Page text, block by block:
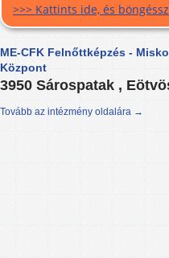
>>> Kattints ide, és
ME-CFK Felnőttképzés -
Központ
3950 Sárospatak ,
Tovább az intézmény oldalára →